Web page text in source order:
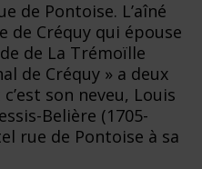
de Pontoise. L’aîné
de Créquy qui épouse
de La Trémoïlle
de Créquy » a deux
son neveu, Louis
Belière (1705-
rue de Pontoise à sa